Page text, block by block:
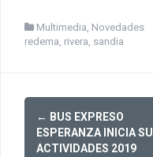
Multimedia Novedades
redema rivera sandia
Post
navigation
← BUS EXPRESO
ESPERANZA INICIA
ACTIVIDADES 2019